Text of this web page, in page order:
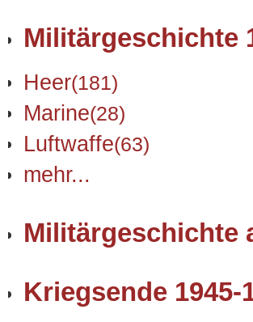
Militärgeschichte
Heer(181)
Marine(28)
Luftwaffe(63)
mehr...
Militärgeschichte
Kriegsende 1945-